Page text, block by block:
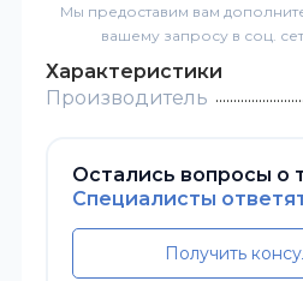
Мы предоставим вам
вашему запросу в соц.
Характеристики
Производитель
Остались вопросы о
Специалисты
Получить